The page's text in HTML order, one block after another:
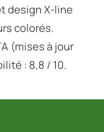
design X-line
colorés.
(mises à jour
: 8,8 / 10.